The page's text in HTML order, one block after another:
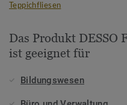
Teppichfliesen
Das Produkt DESSO
ist geeignet für
Bildungswesen